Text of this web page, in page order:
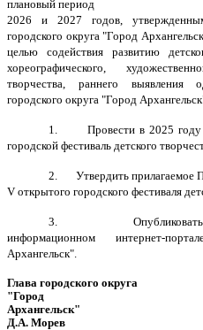
плановый период
2026 и 2027 годов,
городского округа "Город
целью содействия развитию
хореографического,
творчества, раннего выявления
городского округа "Город
1. Провести в 2025 году в
городской фестиваль детского
2. Утвердить прилагаемое
V открытого городского фестиваля
3. Опубликовать
информационном интернет-
Архангельск".
Глава городского округа
"Город
Архангельск"
Д.А. Морев